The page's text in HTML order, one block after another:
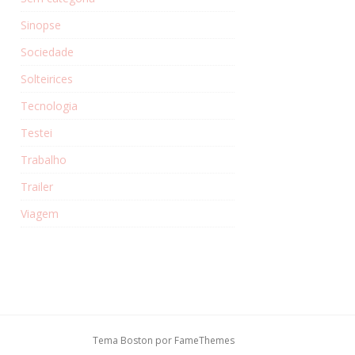
Sinopse
Sociedade
Solteirices
Tecnologia
Testei
Trabalho
Trailer
Viagem
Tema Boston por FameThemes